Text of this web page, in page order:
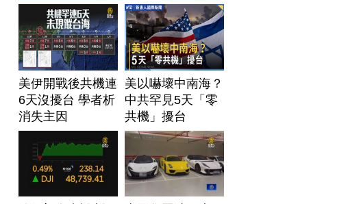
美伊開戰後共機連
6天沒擾台 學者析
消失主因
美以嚇壞中南海？
中共罕見5天「零
共機」擾台